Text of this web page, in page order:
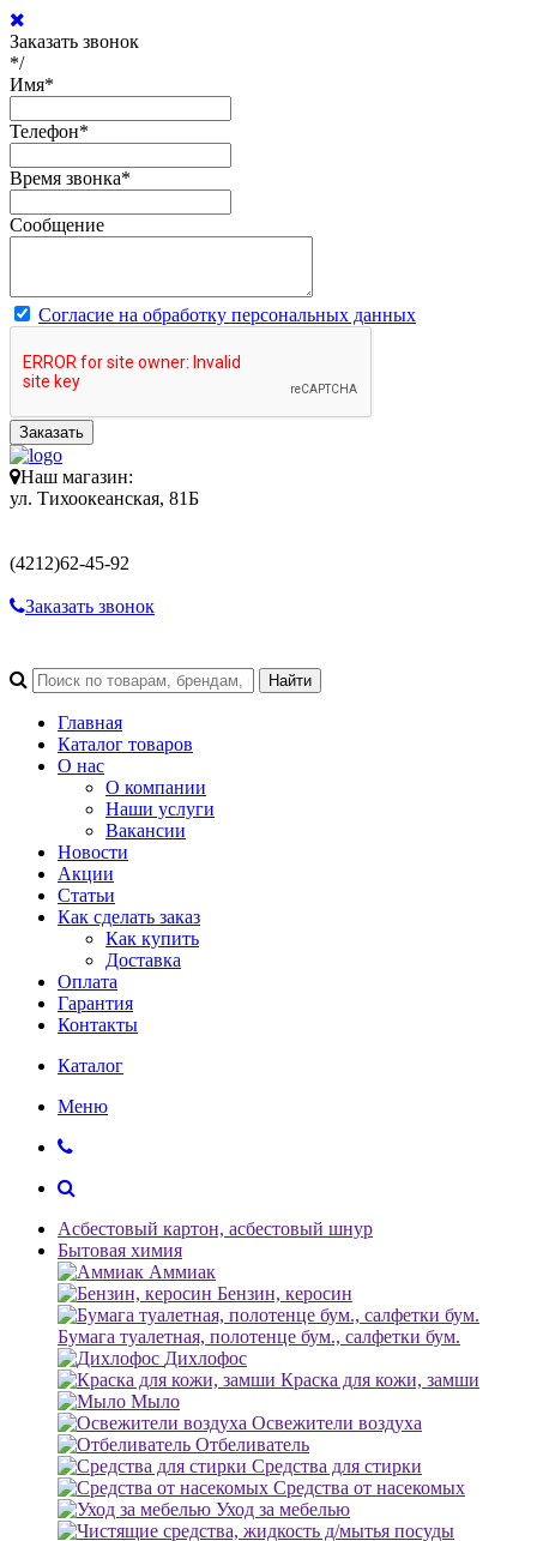
Заказать звонок
*/
Имя*
Телефон*
Время звонка*
Сообщение
Согласие на обработку персональных данных
Заказать
Наш магазин:
ул. Тихоокеанская, 81Б
(4212)62-45-92
Заказать звонок
Главная
Каталог товаров
О нас
О компании
Наши услуги
Вакансии
Новости
Акции
Статьи
Как сделать заказ
Как купить
Доставка
Оплата
Гарантия
Контакты
Каталог
Меню
Асбестовый картон, асбестовый шнур
Бытовая химия
Аммиак
Бензин, керосин
Бумага туалетная, полотенце бум., салфетки бум.
Дихлофос
Краска для кожи, замши
Мыло
Освежители воздуха
Отбеливатель
Средства для стирки
Средства от насекомых
Уход за мебелью